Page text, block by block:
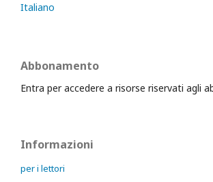
Italiano
Abbonamento
Entra per accedere a risorse riservati agli
Informazioni
per i lettori